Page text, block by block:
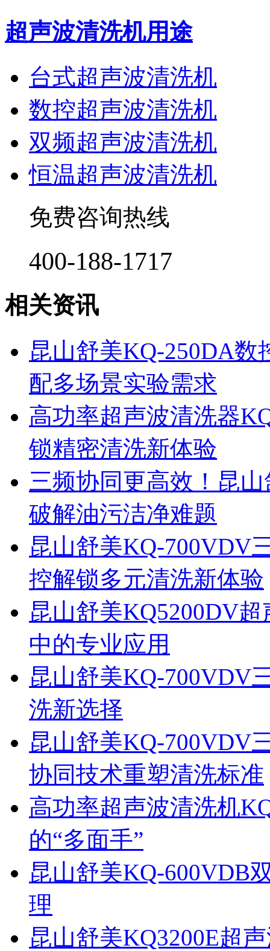
超声波清洗机用途
台式超声波清洗机
数控超声波清洗机
双频超声波清洗机
恒温超声波清洗机
免费咨询热线
400-188-1717
相关资讯
昆山舒美KQ-250DA
配多场景实验需求
高功率超声波清洗器
锁精密清洗新体验
三频协同更高效！昆
破解油污洁净难题
昆山舒美KQ-700VDV
控解锁多元清洗新体验
昆山舒美KQ5200DV
中的专业应用
昆山舒美KQ-700VDV
洗新选择
昆山舒美KQ-700VDV
协同技术重塑清洗标准
高功率超声波清洗机
的“多面手”
昆山舒美KQ-600VDB
理
昆山舒美KQ3200E超